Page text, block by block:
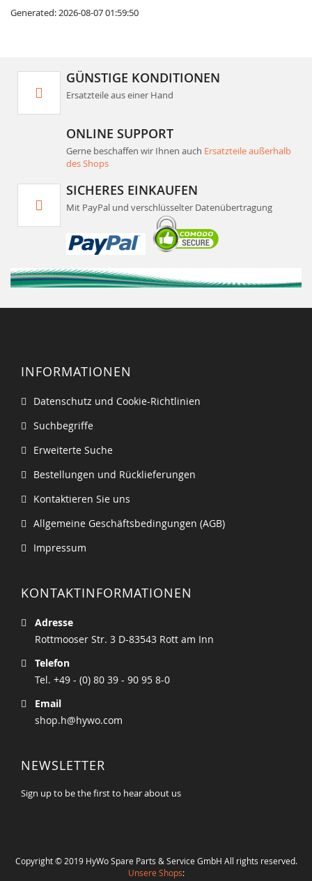
Generated: 2026-08-07 01:59:50
GÜNSTIGE KONDITIONEN
Ersatzteile aus einer Hand
ONLINE SUPPORT
Gerne beschaffen wir Ihnen auch Ersatzteile außerhalb
des Shops
SICHERES EINKAUFEN
Mit PayPal und verschlüsselter Datenübertragung
INFORMATIONEN
Datenschutz und Cookie-Richtlinien
Suchbegriffe
Erweiterte Suche
Bestellungen und Rücklieferungen
Kontaktieren Sie uns
Allgemeine Geschäftsbedingungen (AGB)
Impressum
KONTAKTINFORMATIONEN
Adresse
Rottmooser Str. 3 D-83543 Rott am Inn
Telefon
Tel. +49 - (0) 80 39 - 90 95 8-0
Email
shop.h@hywo.com
NEWSLETTER
Sign up to be the first to hear about us
Copyright © 2019 HyWo Spare Parts & Service GmbH All rights reserved.
Unsere Shops: